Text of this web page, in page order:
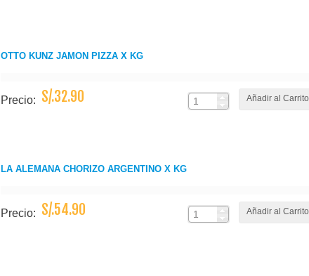
OTTO KUNZ JAMON PIZZA X KG
Precio: S/.32.90 Añadir al Carrito
LA ALEMANA CHORIZO ARGENTINO X KG
Precio: S/.54.90 Añadir al Carrito